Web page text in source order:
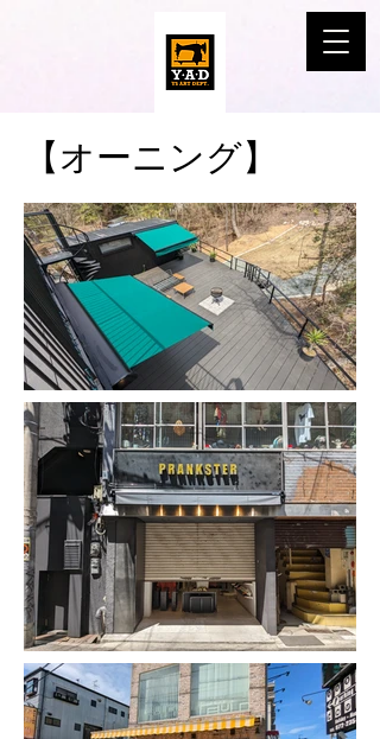
​【オーニング】